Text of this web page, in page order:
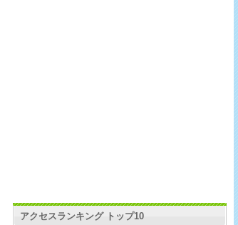
アクセスランキング トップ10